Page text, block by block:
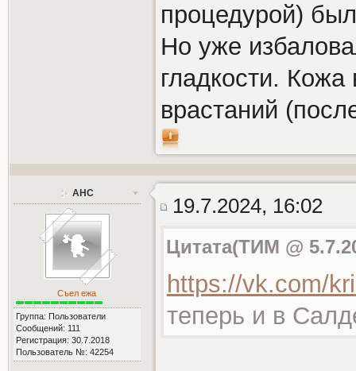
процедурой)
Но уже
гладкости. Кожа
врастаний
АНС
Съел ежа
Группа: Пользователи
Сообщений: 111
Регистрация: 30.7.2018
Пользователь №: 42254
19.7.2024, 16:02
Цитата(ТИМ @
https://vk.com/
теперь и в